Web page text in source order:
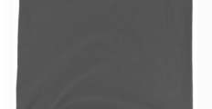
opzioni
possono
scelte